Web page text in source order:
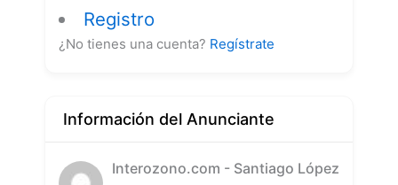
Registro
¿No tienes una cuenta? Regístrate
Información del Anunciante
Interozono.com - Santiago López